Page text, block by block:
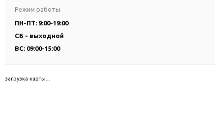
Режим работы
ПН-ПТ: 9:00-19:00
СБ - выходной
ВС: 09:00-15:00
загрузка карты...